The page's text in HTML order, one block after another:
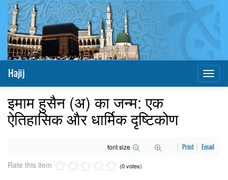
Hajij
इमाम हुसैन (अ) का जन्म: एक
ऐतिहासिक और धार्मिक दृष्टिकोण
font size Print Email
Rate this item (0 votes)